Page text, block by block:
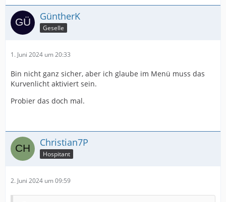
GüntherK
Geselle
1. Juni 2024 um 20:33
Bin nicht ganz sicher, aber ich glaube im Menü muss das
Kurvenlicht aktiviert sein.
Probier das doch mal.
Christian7P
Hospitant
2. Juni 2024 um 09:59